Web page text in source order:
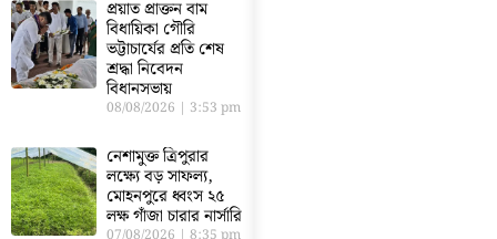
প্রয়াত প্রাক্তন বাম
বিধায়িকা গৌরি
ভট্টাচার্যের প্রতি শেষ
শ্রদ্ধা নিবেদন
বিধানসভায়
08/08/2026 3:53 pm
নেশামুক্ত ত্রিপুরার
লক্ষ্যে বড় সাফল্য,
মোহনপুরে ধ্বংস ২৫
লক্ষ গাঁজা চারার নার্সারি